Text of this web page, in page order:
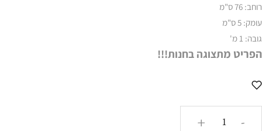
רוחב: 76 ס"מ
עומק: 5 ס"מ
גובה: 1 מ'
הפריט מתצוגה בחנות!!!
-
+